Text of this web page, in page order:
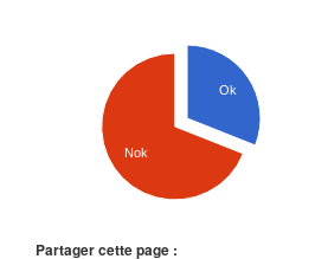
Ok
Nok
Partager cette page :